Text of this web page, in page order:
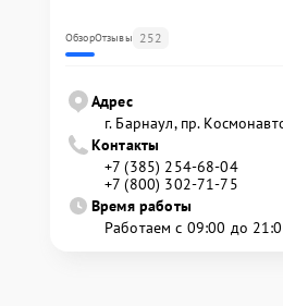
ОбзорОтзывы 252
Адрес
г. Барнаул, ​пр.
Контакты
+7 (385) 254-68-04
+7 (800) 302-71-75
Время работы
Работаем с 09:00 до